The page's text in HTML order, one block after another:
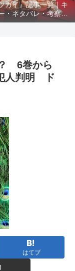
ガイ』記事一覧｜キ
・ネタバレ・考察・
まとめ【完全ガイ
6巻から
人判明 ド
はてブ